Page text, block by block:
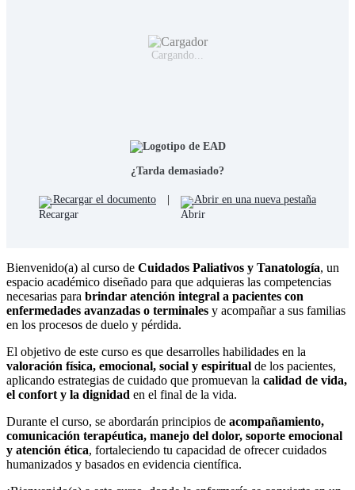
Cargando...
¿Tarda demasiado?
Recargar el documento Abrir en una nueva pestaña
Bienvenido(a) al curso de Cuidados Paliativos y Tanatología, un
espacio académico diseñado para que adquieras las competencias
necesarias para brindar atención integral a pacientes con
enfermedades avanzadas o terminales y acompañar a sus familias
en los procesos de duelo y pérdida.
El objetivo de este curso es que desarrolles habilidades en la
valoración física, emocional, social y espiritual de los pacientes,
aplicando estrategias de cuidado que promuevan la calidad de vida,
el confort y la dignidad en el final de la vida.
Durante el curso, se abordarán principios de acompañamiento,
comunicación terapéutica, manejo del dolor, soporte emocional
y atención ética, fortaleciendo tu capacidad de ofrecer cuidados
humanizados y basados en evidencia científica.